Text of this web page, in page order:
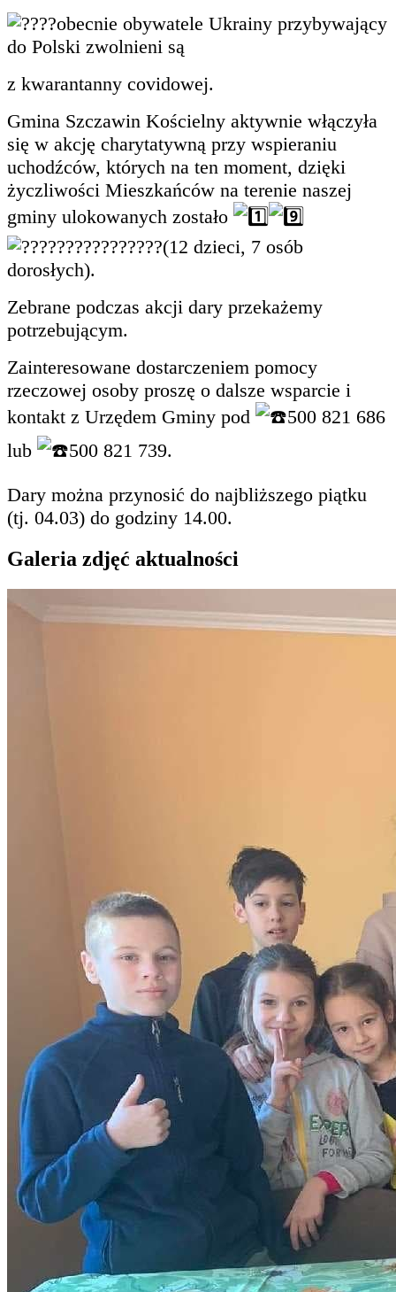
obecnie obywatele Ukrainy przybywający
do Polski zwolnieni są
z kwarantanny covidowej.
Gmina Szczawin Kościelny aktywnie włączyła
się w akcję charytatywną przy wspieraniu
uchodźców, których na ten moment, dzięki
życzliwości Mieszkańców na terenie naszej
gminy ulokowanych zostało
(12 dzieci, 7 osób
dorosłych).
Zebrane podczas akcji dary przekażemy
potrzebującym.
Zainteresowane dostarczeniem pomocy
rzeczowej osoby proszę o dalsze wsparcie i
kontakt z Urzędem Gminy pod
500 821 686
lub
500 821 739.
Dary można przynosić do najbliższego piątku
(tj. 04.03) do godziny 14.00.
Galeria zdjęć aktualności